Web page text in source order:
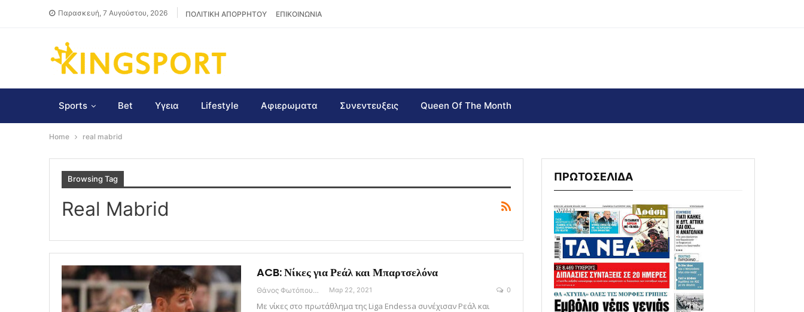
Παρασκευή, 7 Αυγούστου, 2026 ΠΟΛΙΤΙΚΗ ΑΠΟΡΡΗΤΟΥ ΕΠΙΚΟΙΝΩΝΙΑ
Sports Bet Υγεια Lifestyle Αφιερωματα Συνεντευξεις Queen Of The Month
Home real mabrid
Browsing Tag
Real Mabrid
ACB: Νίκες για Ρεάλ και Μπαρτσελόνα
Θάνος Φωτόπουλος Μαρ 22, 2021 0
Με νίκες στο πρωτάθλημα της Liga Endessa συνέχισαν Ρεάλ και
ΠΡΩΤΟΣΕΛΙΔΑ